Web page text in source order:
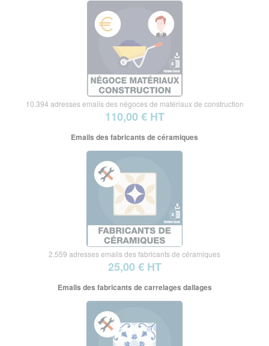
10.394 adresses emails des négoces de matériaux de construction
110,00 € HT
Emails des fabricants de céramiques
2.559 adresses emails des fabricants de céramiques
25,00 € HT
Emails des fabricants de carrelages dallages